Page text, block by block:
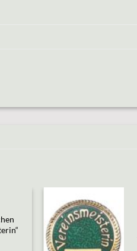
Add to
wishlist